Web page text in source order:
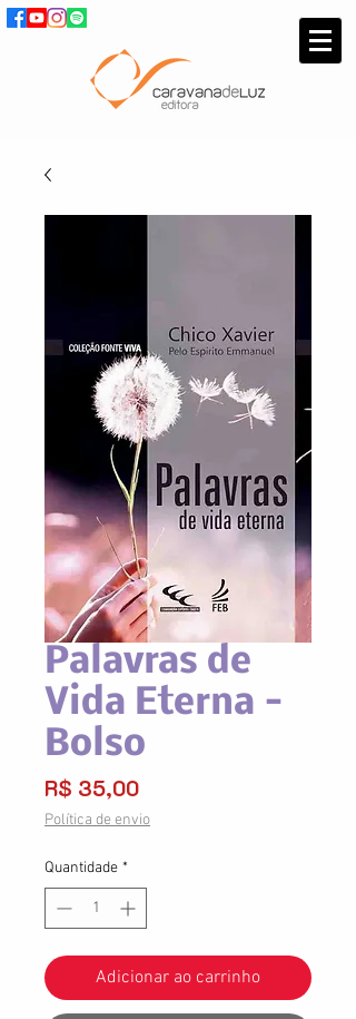
Palavras de
Vida Eterna -
Bolso
R$ 35,00Preço
Política de envio
Quantidade *
Adicionar ao carrinho